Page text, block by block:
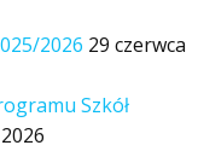
2026 29 czerwca
Szkół